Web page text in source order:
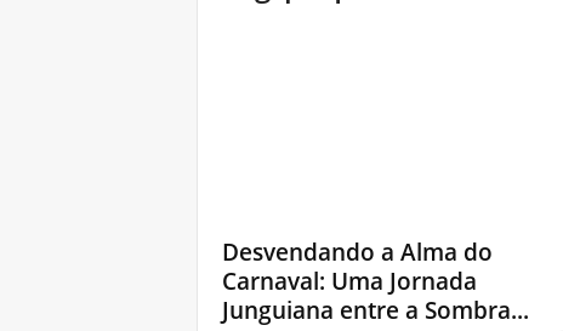
Desvendando a Alma do
Carnaval: Uma Jornada
Junguiana entre a Sombra...